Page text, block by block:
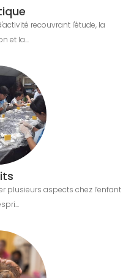
recouvrant l'étude, la
et la...
plusieurs aspects chez l’enfant